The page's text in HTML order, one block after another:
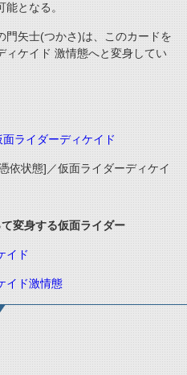
となる。
門矢士(つかさ)は、このカードを
ィケイド 激情態へと変身してい
面ライダーディケイド
依状態] ／仮面ライダーディケイ
変身する仮面ライダー
イド
イド激情態